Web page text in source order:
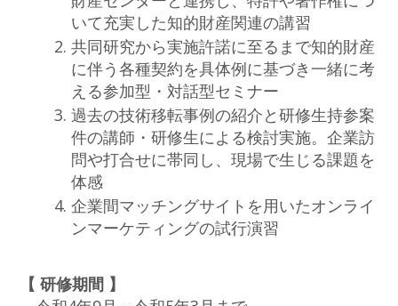
いて充実した知的財産関連の講習
共同研究から実施許諾に至るまで知的財産
に伴う各種契約を具体例に基づき一緒に考
える参加型・対話型セミナー
過去の技術移転事例の紹介と研修生持参案
件の講師・研修生による検討実施。企業訪
問や打合せに帯同し、現場で生じる課題を
体感
企業間マッチングサイトを用いたオンライ
ンマーケティングの試行演習
【 研修期間 】